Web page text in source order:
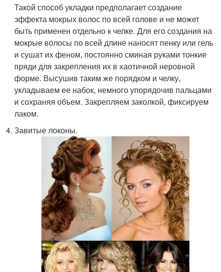
Такой способ укладки предполагает создание
эффекта мокрых волос по всей голове и не может
быть применен отдельно к челке. Для его создания на
мокрые волосы по всей длине наносят пенку или гель
и сушат их феном, постоянно сминая руками тонкие
пряди для закрепления их в хаотичной неровной
форме. Высушив таким же порядком и челку,
укладываем ее набок, немного упорядочив пальцами
и сохраняя объем. Закрепляем заколкой, фиксируем
лаком.
Завитые локоны.